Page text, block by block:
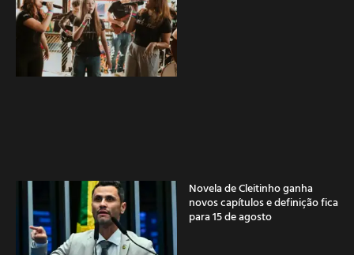
Novela de Cleitinho ganha
novos capítulos e definição fica
para 15 de agosto